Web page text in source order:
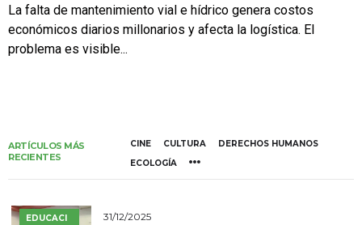
La falta de mantenimiento vial e hídrico genera costos
económicos diarios millonarios y afecta la logística. El
problema es visible...
ARTÍCULOS MÁS
RECIENTES
CINE CULTURA
DERECHOS HUMANOS
ECOLOGÍA
EDUCACI
31/12/2025